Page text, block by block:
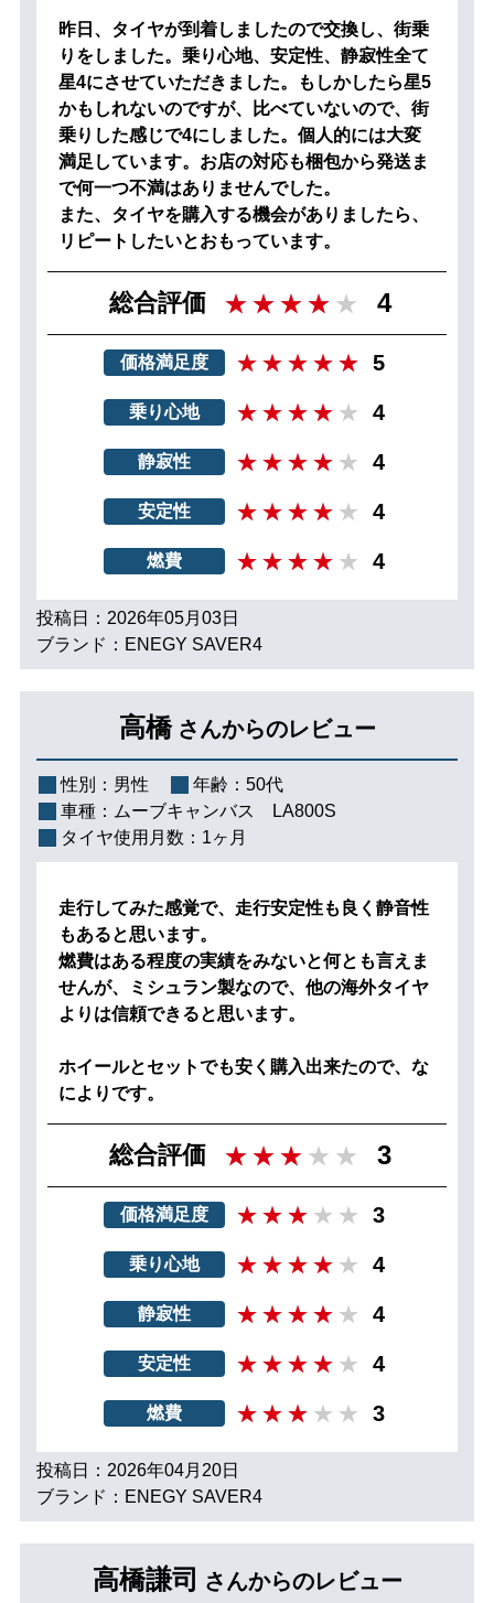
昨日、タイヤが到着しましたので交換し、街乗
りをしました。乗り心地、安定性、静寂性全て
星4にさせていただきました。もしかしたら星5
かもしれないのですが、比べていないので、街
乗りした感じで4にしました。個人的には大変
満足しています。お店の対応も梱包から発送ま
で何一つ不満はありませんでした。
また、タイヤを購入する機会がありましたら、
リピートしたいとおもっています。
総合評価 4
価格満足度 5
乗り心地 4
静寂性 4
安定性 4
燃費 4
投稿日：2026年05月03日
ブランド：ENEGY SAVER4
高橋 さんからのレビュー
性別： 男性 年齢： 50代
車種： ムーブキャンバス LA800S
タイヤ使用月数： 1ヶ月
走行してみた感覚で、走行安定性も良く静音性
もあると思います。
燃費はある程度の実績をみないと何とも言えま
せんが、ミシュラン製なので、他の海外タイヤ
よりは信頼できると思います。
ホイールとセットでも安く購入出来たので、な
によりです。
総合評価 3
価格満足度 3
乗り心地 4
静寂性 4
安定性 4
燃費 3
投稿日：2026年04月20日
ブランド：ENEGY SAVER4
高橋謙司 さんからのレビュー